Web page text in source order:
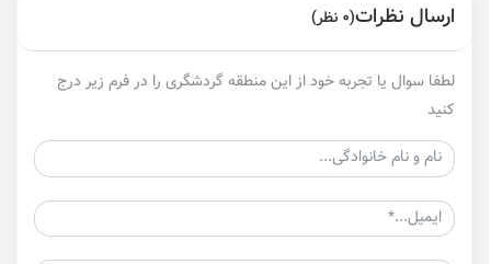
ارسال نظرات(0 نظر)
لطفا سوال یا تجربه خود از این منطقه گردشگری را در فرم زیر درج
کنید